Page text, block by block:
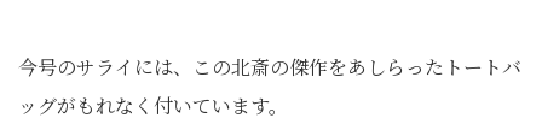
今号のサライには、この北斎の傑作をあしらったトートバ
ッグがもれなく付いています。